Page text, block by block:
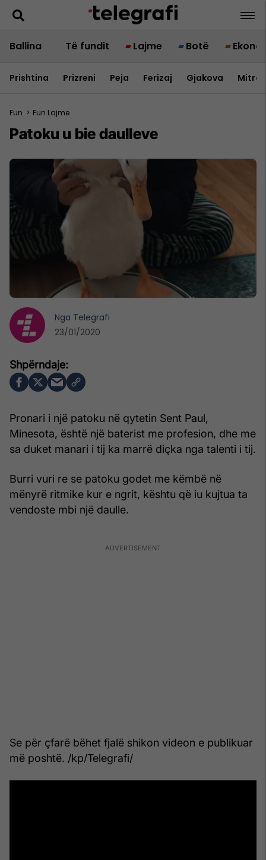
Ballina Të fundit Lajme Botë
Prishtina Prizreni Peja Ferizaj Gjakova
Fun > Fun Lajme
​Patoku u bie daulleve
Pronari i një patoku në qytetin Sent Paul,
Minesota, është një baterist me profesion, dhe me
sa duket manari i tij ka marrë diçka nga talenti i tij.
Burri vuri re se patoku godet me këmbë në
mënyrë ritmike kur e ngrit, kështu që iu kujtua ta
vendoste mbi një daulle.
Se për çfarë bëhet fjalë shikon videon e publikuar
më poshtë. /kp/Telegrafi/
Nga Telegrafi
23/01/2020